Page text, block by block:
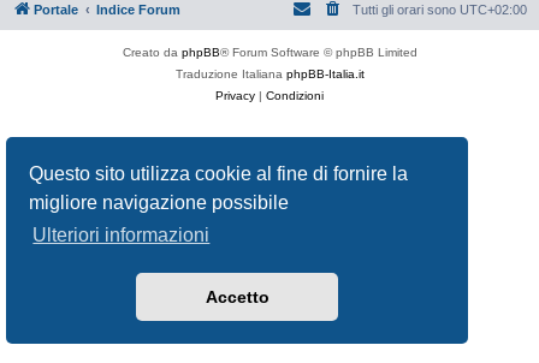
Questo sito utilizza cookie al fine di fornire la
migliore navigazione possibile
Ulteriori informazioni
Accetto
Portale Indice Forum Tutti gli orari sono UTC+02:00
Creato da phpBB® Forum Software © phpBB Limited
Traduzione Italiana phpBB-Italia.it
Privacy | Condizioni